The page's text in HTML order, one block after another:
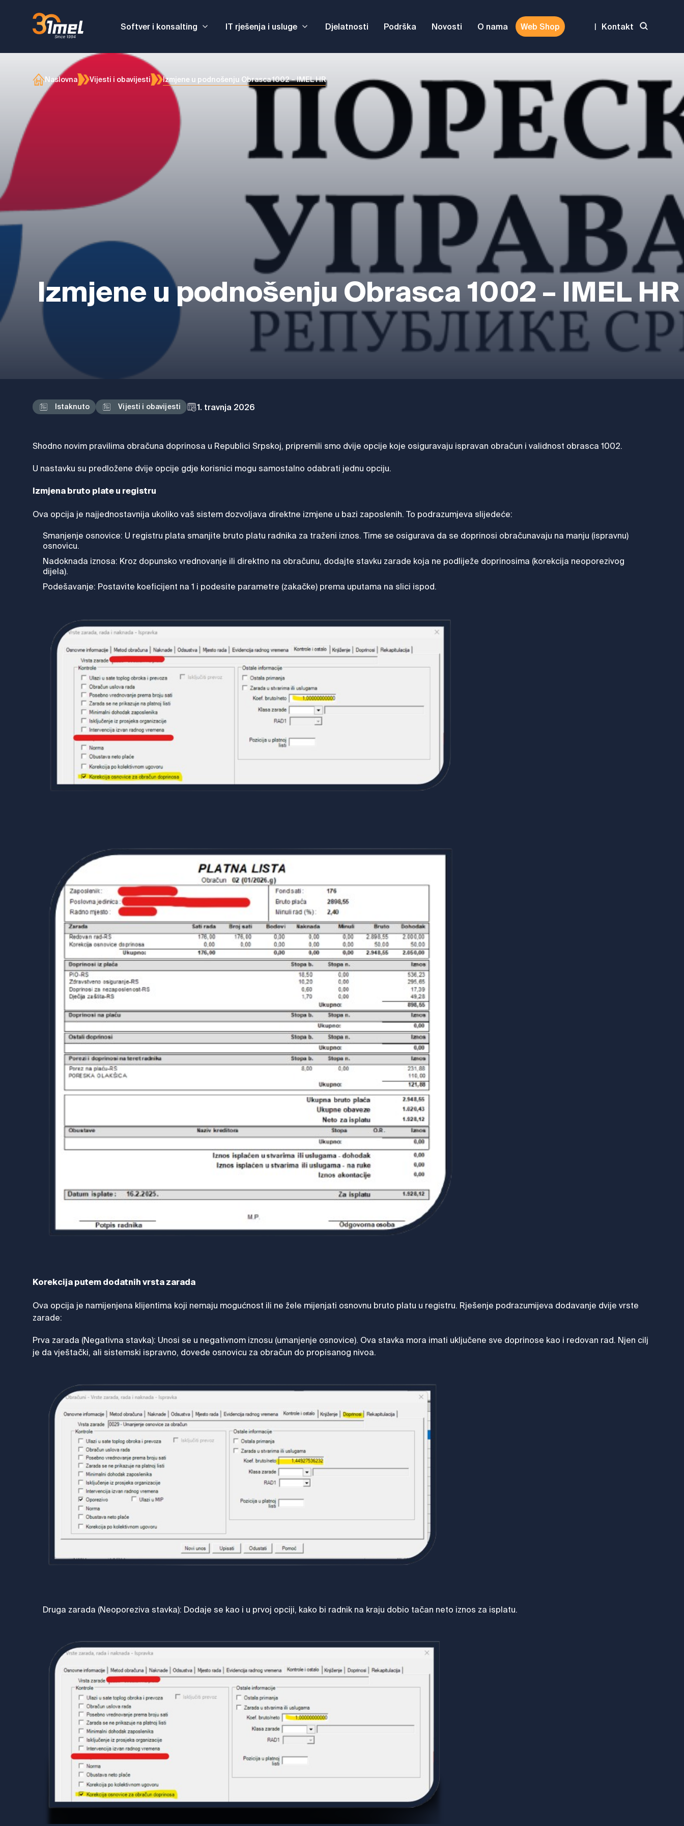
Softver i konsalting IT rješenja i usluge Djelatnosti Podrška Novosti O nama Web Shop | Kontakt
Naslovna Vijesti i obavijesti Izmjene u podnošenju Obrasca 1002 – IMEL HR
Izmjene u podnošenju Obrasca 1002 – IMEL HR
Istaknuto Vijesti i obavijesti 1. travnja 2026
Shodno novim pravilima obračuna doprinosa u Republici Srpskoj, pripremili smo dvije opcije koje osiguravaju ispravan obračun i validnost obrasca 1002.
U nastavku su predložene dvije opcije gdje korisnici mogu samostalno odabrati jednu opciju.
Izmjena bruto plate u registru
Ova opcija je najjednostavnija ukoliko vaš sistem dozvoljava direktne izmjene u bazi zaposlenih. To podrazumjeva slijedeće:
Smanjenje osnovice: U registru plata smanjite bruto platu radnika za traženi iznos. Time se osigurava da se doprinosi obračunavaju na manju (ispravnu)
osnovicu.
Nadoknada iznosa: Kroz dopunsko vrednovanje ili direktno na obračunu, dodajte stavku zarade koja ne podliježe doprinosima (korekcija neoporezivog
dijela).
Podešavanje: Postavite koeficijent na 1 i podesite parametre (zakačke) prema uputama na slici ispod.
Korekcija putem dodatnih vrsta zarada
Ova opcija je namijenjena klijentima koji nemaju mogućnost ili ne žele mijenjati osnovnu bruto platu u registru. Rješenje podrazumijeva dodavanje dvije vrste
zarade:
Prva zarada (Negativna stavka): Unosi se u negativnom iznosu (umanjenje osnovice). Ova stavka mora imati uključene sve doprinose kao i redovan rad. Njen cilj
je da vještački, ali sistemski ispravno, dovede osnovicu za obračun do propisanog nivoa.
Druga zarada (Neoporeziva stavka): Dodaje se kao i u prvoj opciji, kako bi radnik na kraju dobio tačan neto iznos za isplatu.